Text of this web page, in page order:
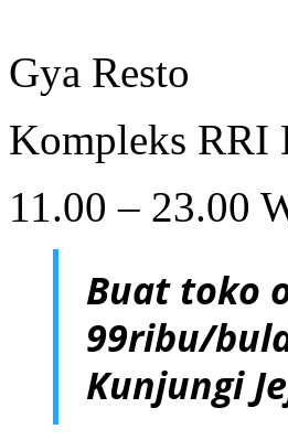
Gya Resto
Kompleks RRI
11.00 – 23.00
Buat toko
99ribu/
Kunjungi